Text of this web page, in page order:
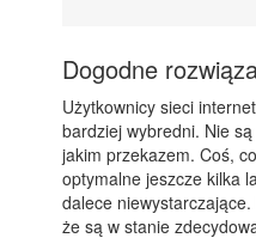
Dogodne
Użytkownicy sieci
bardziej wybredni. Nie
jakim przekazem. Coś,
optymalne jeszcze kilka
dalece
że są w stanie